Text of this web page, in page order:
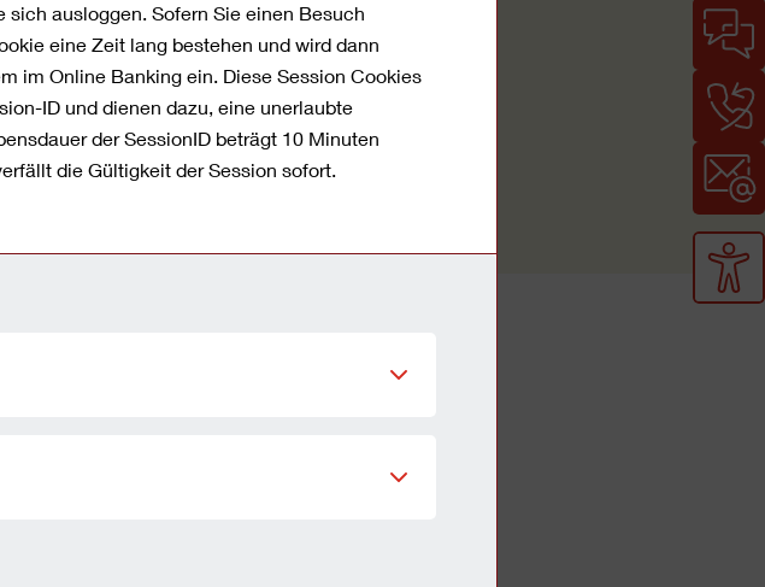
ausloggen. Sofern Sie einen Besuch
eine Zeit lang bestehen und wird dann
im Online Banking ein. Diese Session Cookies
ID und dienen dazu, eine unerlaubte
der SessionID beträgt 10 Minuten
die Gültigkeit der Session sofort.
große
jetzt